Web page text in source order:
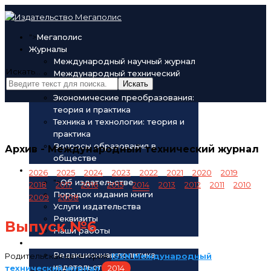
">Мегаполис
Журналы
Международный научный журнал
Международный технический
журнал
Экономические преобразования:
теория и практика
Техника и технологии: теория и
практика
Вопросы образования в
обществе
Об издательстве
">Об издательстве
Порядок издания книги
Услуги издательства
Реквизиты
Наши работы
Редакционная политика
издательства
Искать...
Искать
Архив - Международный технический журнал
2026 2025 2024 2023 2022 2021 2020
2019
2018
2017 2016 2015 2014 2013 2012 2011
2010
2009
2008
Выпуск №6
Родительская категория:ISSN Международный
технический журнал
2014